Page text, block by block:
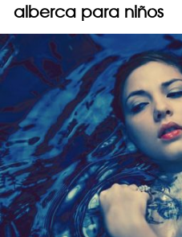
alberca para niños